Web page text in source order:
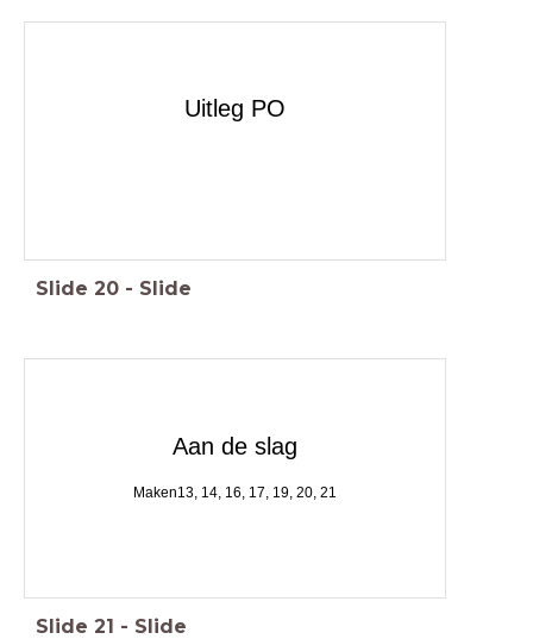
Uitleg PO
Slide 20 - Slide
Aan de slag
Maken13, 14, 16, 17, 19, 20, 21
Slide 21 - Slide